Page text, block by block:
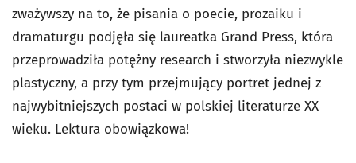
zważywszy na to, że pisania o poecie, prozaiku i
dramaturgu podjęła się laureatka Grand Press, która
przeprowadziła potężny research i stworzyła niezwykle
plastyczny, a przy tym przejmujący portret jednej z
najwybitniejszych postaci w polskiej literaturze XX
wieku. Lektura obowiązkowa!